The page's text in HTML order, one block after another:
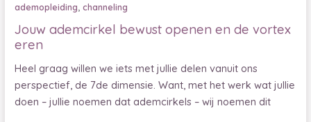
ademopleiding ,channeling
Jouw ademcirkel bewust openen en de vortex
eren
Heel graag willen we iets met jullie delen vanuit ons
perspectief, de 7de dimensie. Want, met het werk wat jullie
doen – jullie noemen dat ademcirkels – wij noemen dit